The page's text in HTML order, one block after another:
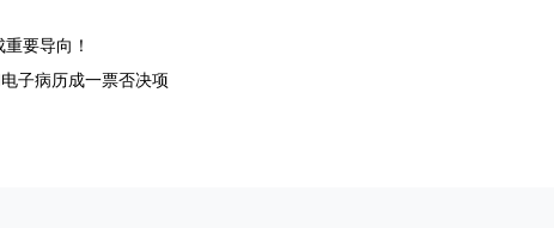
要导向！
子病历成一票否决项